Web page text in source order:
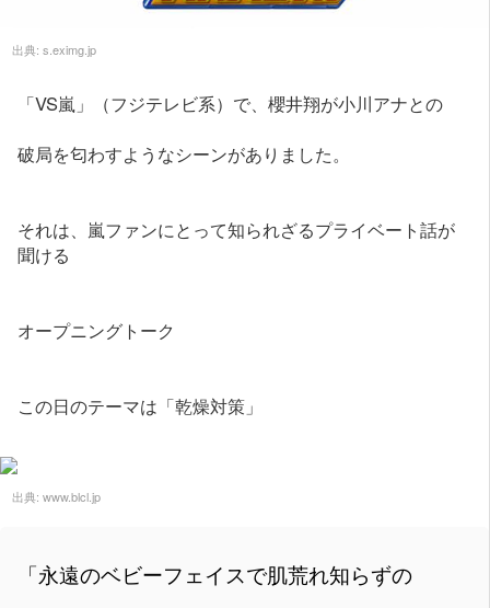
出典: s.eximg.jp
「VS嵐」（フジテレビ系）で、櫻井翔が小川アナとの
破局を匂わすようなシーンがありました。
それは、嵐ファンにとって知られざるプライベート話が
聞ける
オープニングトーク
この日のテーマは「乾燥対策」
出典: www.blcl.jp
「永遠のベビーフェイスで肌荒れ知らずの